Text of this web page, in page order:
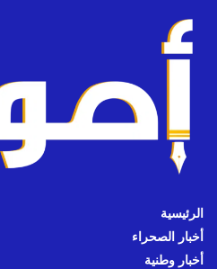
الرئيسية
أخبار الصحراء
أخبار وطنية